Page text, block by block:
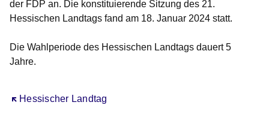
der FDP an. Die konstituierende Sitzung des 21.
Hessischen Landtags fand am 18. Januar 2024 statt.
Die Wahlperiode des Hessischen Landtags dauert 5
Jahre.
Hessischer Landtag
Öffnet sich in einem neuen Fenster